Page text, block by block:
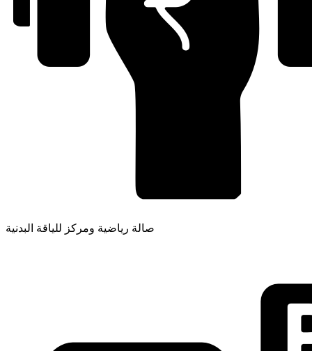
صالة رياضية ومركز للياقة البدنية